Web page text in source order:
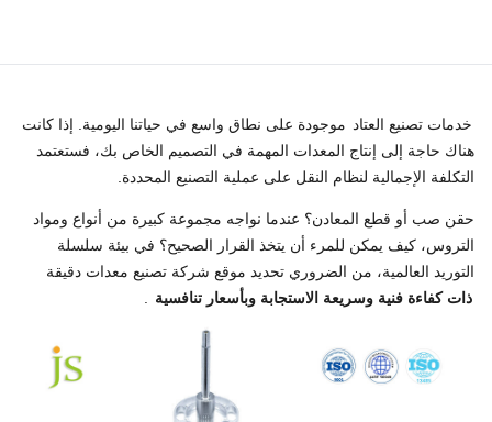
خدمات تصنيع العتاد موجودة على نطاق واسع في حياتنا اليومية. إذا كانت
هناك حاجة إلى إنتاج المعدات المهمة في التصميم الخاص بك، فستعتمد
التكلفة الإجمالية لنظام النقل على عملية التصنيع المحددة.
حقن صب أو قطع المعادن؟ عندما نواجه مجموعة كبيرة من أنواع ومواد
التروس، كيف يمكن للمرء أن يتخذ القرار الصحيح؟ في بيئة سلسلة
التوريد العالمية، من الضروري تحديد موقع شركة تصنيع معدات دقيقة
ذات كفاءة فنية وسريعة الاستجابة وبأسعار تنافسية